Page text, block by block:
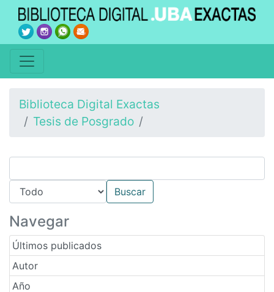
Biblioteca Digital Exactas
Tesis de Posgrado
Navegar
Últimos publicados
Autor
Año